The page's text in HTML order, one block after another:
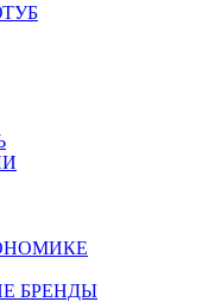
БРЕНДЫ